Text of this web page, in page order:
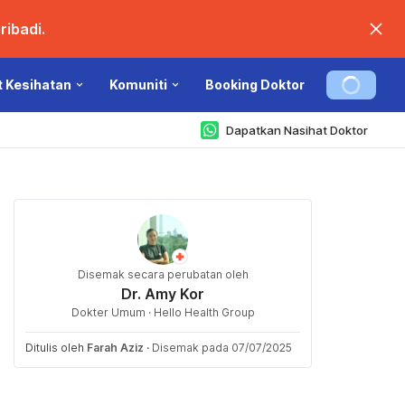
Kesihatan Komuniti Booking Doktor
Dapatkan Nasihat Doktor
Disemak secara perubatan oleh
Dr. Amy Kor
Dokter Umum · Hello Health Group
Ditulis oleh Farah Aziz · Disemak pada 07/07/2025